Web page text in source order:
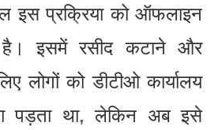
इस प्रक्रिया को ऑफलाइन
है। इसमें रसीद कटाने और
लोगों को डीटीओ कार्यालय
पड़ता था, लेकिन अब इसे